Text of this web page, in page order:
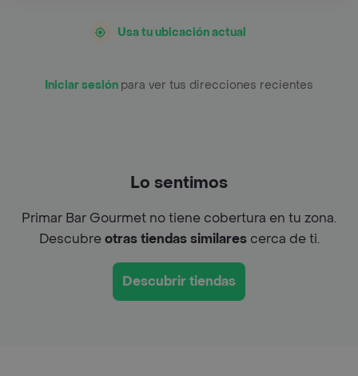
Usa tu ubicación actual
Iniciar sesión para ver tus direcciones recientes
Lo sentimos
Primar Bar Gourmet no tiene cobertura en tu zona.
Descubreotras tiendas similarescerca de ti.
Descubrir tiendas